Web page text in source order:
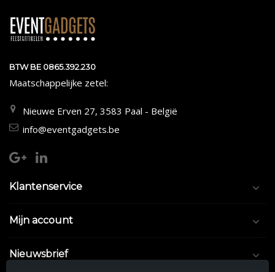
BTW BE 0865.392.230
Maatschappelijke zetel:
Nieuwe Erven 27, 3583 Paal - België
info@eventgadgets.be
Klantenservice
Mijn account
Nieuwsbrief